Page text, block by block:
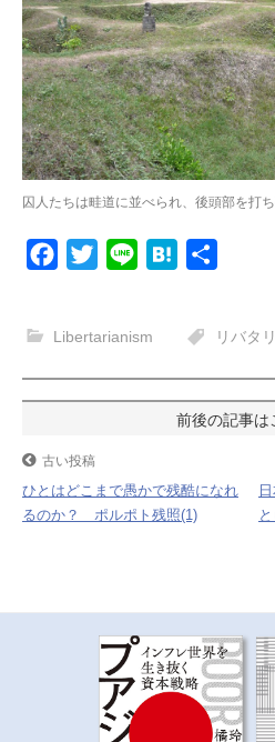
囚人たちは畦道に並べられ、後頭部を打
e
b
k
t
t
e
n
a
Libertarianism リバタ
稿
ナ
ゲ
古い投稿
ひとはどこまで愚かで残酷になれ
るのか？ ポルポト残照(1)